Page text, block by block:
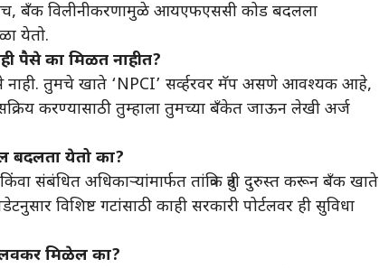
बँक विलीनीकरणामुळे आयएफएससी कोड बदलला
येतो.
पैसे का मिळत नाहीत?
तुमचे खाते ‘NPCI’ सर्व्हरवर मॅप असणे आवश्यक आहे,
करण्यासाठी तुम्हाला तुमच्या बँकेत जाऊन लेखी अर्ज
बदलता येतो का?
संबंधित अधिकाऱ्यांमार्फत तांत्रिक त्रुटी दुरुस्त करून बँक खाते
विशिष्ट गटांसाठी काही सरकारी पोर्टलवर ही सुविधा
लवकर मिळेल का?